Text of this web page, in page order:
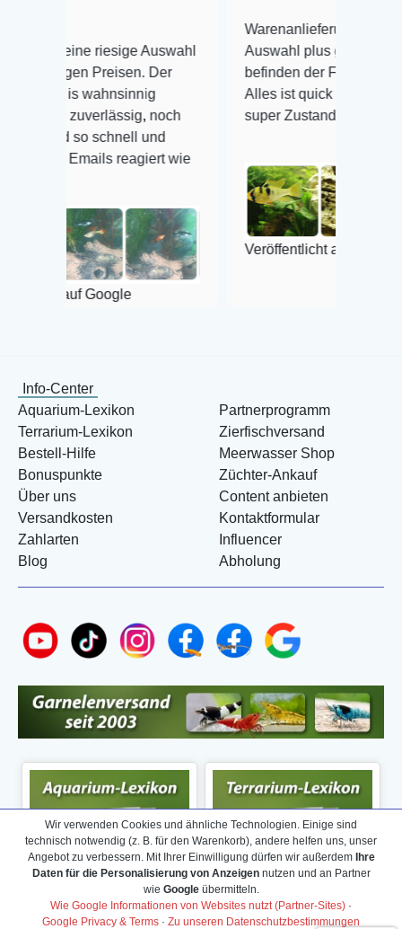
Auswahl
Der
noch
und
reagiert wie
Warenanlieferung Top und die
Auswahl plus gesundheitliches
befinden der Fische einwandfrei.
Alles ist quick lebendig und im
super Zustand. Gerne wieder 😃
Veröffentlicht auf Google
Info-Center
Aquarium-Lexikon
Terrarium-Lexikon
Bestell-Hilfe
Bonuspunkte
Über uns
Versandkosten
Zahlarten
Blog
Partnerprogramm
Zierfischversand
Meerwasser Shop
Züchter-Ankauf
Content anbieten
Kontaktformular
Influencer
Abholung
Wir verwenden Cookies und ähnliche Technologien. Einige sind
technisch notwendig (z. B. für den Warenkorb), andere helfen uns, unser
Angebot zu verbessern. Mit Ihrer Einwilligung dürfen wir außerdem Ihre
Daten für die Personalisierung von Anzeigennutzen und an Partner
wie Googleübermitteln.
Wie Google Informationen von Websites nutzt (Partner-Sites) ·
Google Privacy & Terms · Zu unseren Datenschutzbestimmungen